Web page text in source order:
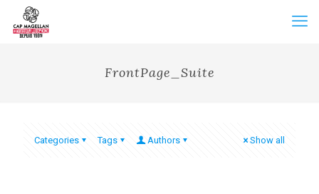
FrontPage_Suite
Categories Tags Authors Show all